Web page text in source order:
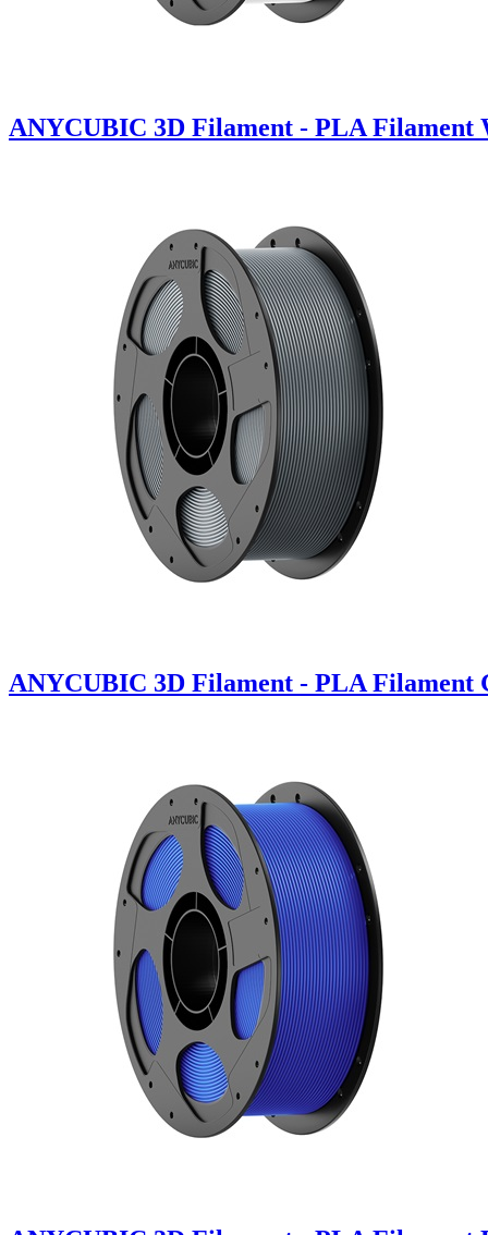
ANYCUBIC 3D Filament - PLA Filament
ANYCUBIC 3D Filament - PLA Filament